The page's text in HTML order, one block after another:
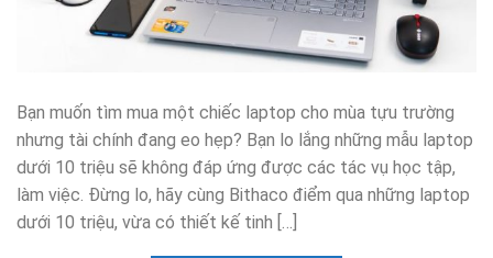
Bạn muốn tìm mua một chiếc laptop cho mùa tựu trường
nhưng tài chính đang eo hẹp? Bạn lo lắng những mẫu laptop
dưới 10 triệu sẽ không đáp ứng được các tác vụ học tập,
làm việc. Đừng lo, hãy cùng Bithaco điểm qua những laptop
dưới 10 triệu, vừa có thiết kế tinh […]